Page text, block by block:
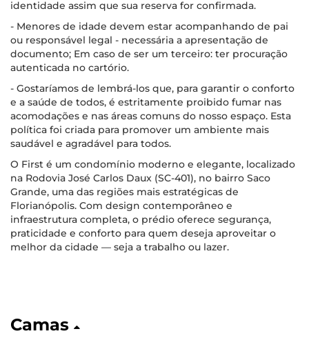
identidade assim que sua reserva for confirmada.
- Menores de idade devem estar acompanhando de pai
ou responsável legal - necessária a apresentação de
documento; Em caso de ser um terceiro: ter procuração
autenticada no cartório.
- Gostaríamos de lembrá-los que, para garantir o conforto
e a saúde de todos, é estritamente proibido fumar nas
acomodações e nas áreas comuns do nosso espaço. Esta
política foi criada para promover um ambiente mais
saudável e agradável para todos.
O First é um condomínio moderno e elegante, localizado
na Rodovia José Carlos Daux (SC-401), no bairro Saco
Grande, uma das regiões mais estratégicas de
Florianópolis. Com design contemporâneo e
infraestrutura completa, o prédio oferece segurança,
praticidade e conforto para quem deseja aproveitar o
melhor da cidade — seja a trabalho ou lazer.
Camas